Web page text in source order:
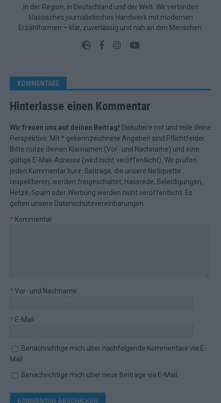
in der Region, in Deutschland und der Welt. Wir verbinden
klassisches journalistisches Handwerk mit modernen
Erzählformen – klar, zuverlässig und nah an den Menschen.
KOMMENTARE
Hinterlasse einen Kommentar
Wir freuen uns auf deinen Beitrag! Diskutiere mit und teile deine
Perspektive. Mit * gekennzeichnete Angaben sind Pflichtfelder.
Bitte nutze deinen Klarnamen (Vor- und Nachname) und eine
gültige E-Mail-Adresse (wird nicht veröffentlicht). Wir prüfen
jeden Kommentar kurz. Beiträge, die unsere Netiquette
respektieren, werden freigeschaltet; Hassrede, Beleidigungen,
Hetze, Spam oder Werbung werden nicht veröffentlicht. Es
gelten unsere Datenschutzvereinbarungen
* Kommentar
* Vor- und Nachname
* E-Mail
Benachrichtige mich über nachfolgende Kommentare via E-
Mail.
Benachrichtige mich über neue Beiträge via E-Mail.